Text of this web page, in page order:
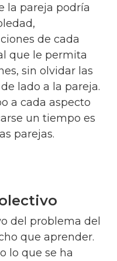
pareja podría
de cada
que le permita
sin olvidar las
lado a la pareja.
a cada aspecto
un tiempo es
parejas.
del problema del
que aprender.
lo que se ha